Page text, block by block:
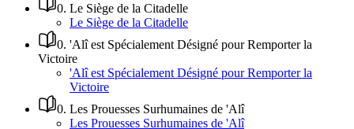
0. Le Siège de la Citadelle
Le Siège de la Citadelle
0. 'Alî est Spécialement Désigné pour Remporter la
Victoire
'Alî est Spécialement Désigné pour Remporter la
Victoire
0. Les Prouesses Surhumaines de 'Alî
Les Prouesses Surhumaines de 'Alî